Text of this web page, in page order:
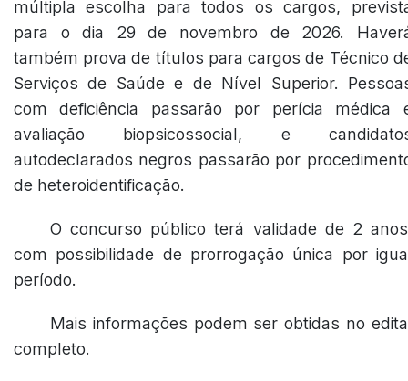
múltipla escolha para todos os cargos,
para o dia 29 de novembro de 2026.
também prova de títulos para cargos de Técnico
Serviços de Saúde e de Nível Superior.
com deficiência passarão por perícia médica
avaliação biopsicossocial, e
autodeclarados negros passarão por
de heteroidentificação.
O concurso público terá validade de 2
com possibilidade de prorrogação única por
período.
Mais informações podem ser obtidas no
completo.